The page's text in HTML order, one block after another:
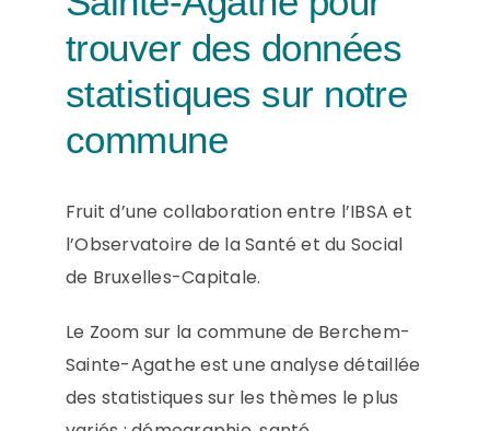
trouver des données
statistiques sur notre
commune
Fruit d’une collaboration entre l’IBSA et
l’Observatoire de la Santé et du Social
de Bruxelles-Capitale.
Le Zoom sur la commune de Berchem-
Sainte-Agathe est une analyse détaillée
des statistiques sur les thèmes le plus